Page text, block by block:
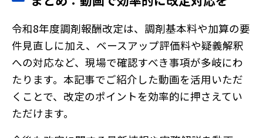
令和8年度調剤報酬改定は、調剤基本料や加算の要
件見直しに加え、ベースアップ評価料や疑義解釈
への対応など、現場で確認すべき事項が多岐にわ
たります。本記事でご紹介した動画を活用いただ
くことで、改定のポイントを効率的に押さえてい
ただけます。